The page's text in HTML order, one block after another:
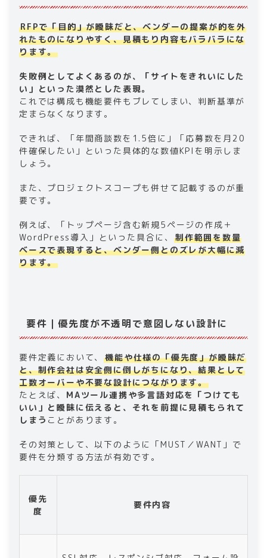
RFPで「目的」が曖昧だと、ベンダーの提案が的を外
れたものになりやすく、見積もり内容もバラバラにな
ります。
失敗例としてよくあるのが、「サイトをきれいにした
い」といった漠然とした表現。
これでは構成も機能要件もブレてしまい、判断基準が
定まらなくなります。
できれば、「年間商談数を1.5倍に」「応募数を月20
件確保したい」といった具体的な数値KPIを明示しま
しょう。
また、プロジェクトスコープも併せて記載するのが重
要です。
例えば、「トップページ含む新規5ページの作成＋
WordPress導入」といった具合に、
制作範囲を数量
ベースで表現すると、ベンダー側とのズレが大幅に減
ります。
要件｜優先度が不透明で意図しない設計に
要件定義において、機能や仕様の「優先度」が曖昧だ
と、制作会社は安全側に倒しがちになり、結果として
工数オーバーや不要な設計につながります。
たとえば、 MAツール連携や多言語対応を「つけても
いい」と曖昧に伝えると、それを前提に見積もられて
しまう ことがあります。
その対策として、以下のように「MUST／WANT」で
要件を分類する方法が有効です。
優先
度
要件内容